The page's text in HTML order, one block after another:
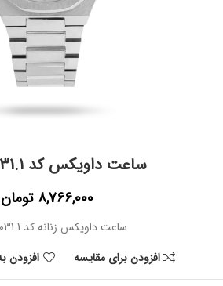
ساعت داویکس کد DVL24031.1
8,766,000 تومان
ساعت داویکس زنانه کد DVL24031.1
افزودن برای مقایسه
افزودن